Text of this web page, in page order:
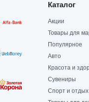
Каталог
Акции
Товары для
Популярное
Авто
Красота и
Сувениры
Спорт и отдых